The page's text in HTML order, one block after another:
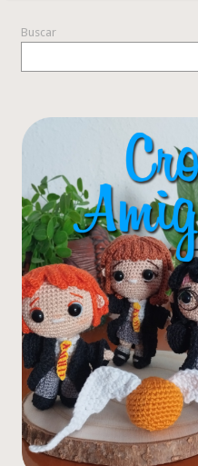
Buscar